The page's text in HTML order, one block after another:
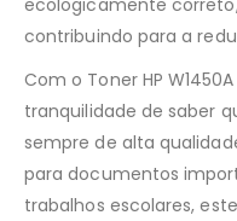
ecologicamente
contribuindo para a
Com o Toner HP
tranquilidade de saber
sempre de alta
para documentos
trabalhos escolares,